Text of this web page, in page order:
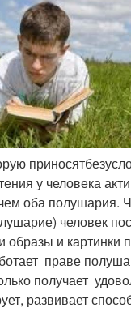
у человека
оба полушария.
человек
и картинки
праве
получает
развивает